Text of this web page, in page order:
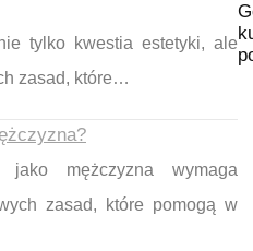
tylko kwestia estetyki, ale
zasad, które…
mężczyzna wymaga
zasad, które pomogą w